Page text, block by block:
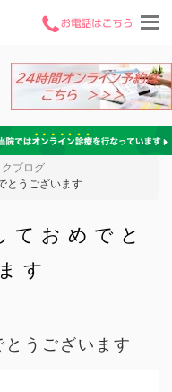
ブログ
とうございます
おめでと
す
うございます